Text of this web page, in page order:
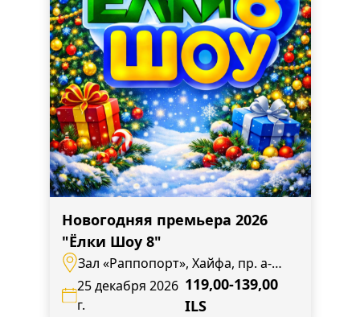
Новогодняя премьера 2026
"Ёлки Шоу 8"
Зал «Раппопорт», Хайфа, пр. а-
Наси,138
25 декабря 2026
г.
119,00-139,00
ILS